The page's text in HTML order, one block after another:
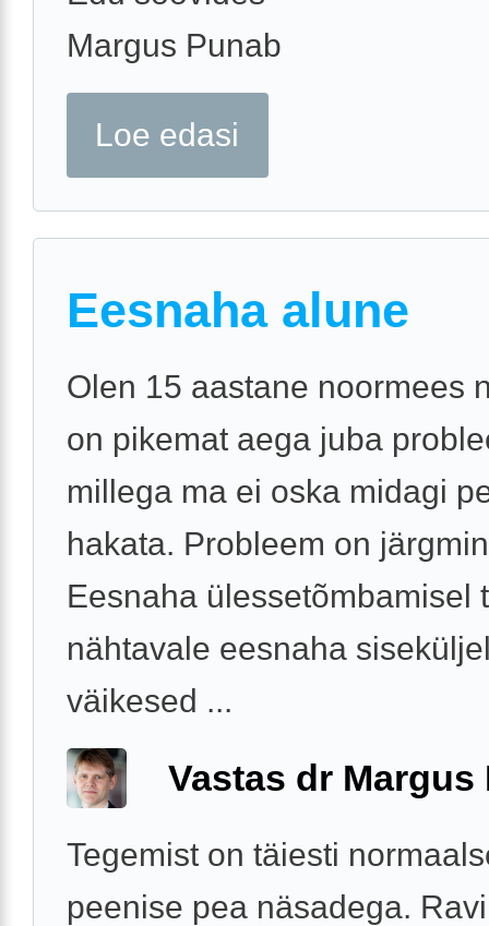
Margus Punab
Loe edasi
Eesnaha alune
Olen 15 aastane noormees
on pikemat aega juba
millega ma ei oska midagi
hakata. Probleem on
Eesnaha ülessetõmbamisel
nähtavale eesnaha
väikesed ...
Vastas dr Margus
Tegemist on täiesti
peenise pea näsadega.